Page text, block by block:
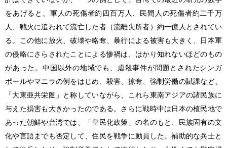
をあげると、軍人の死傷者約四百万人、民間人の死傷者約二千万
人、戦火に追われて流亡した者（流離失所者）約一億人とされてい
る。この他に放火、破壊や略奪、暴行による被害も大きく、日本軍
の侵略にさらされたことによる惨禍は、はかり知れないほどのもの
があった。中国以外の地域でも、虐殺事件が問題とされたシンガ
ポールやマニラの例をはじめ、殺害、掠奪、強制労働の賦課など、
「大東亜共栄圏」と称していながら、これら東南アジアの諸民族に
与えた損害も大きかったのである。さらに戦時中は日本の植民地で
あった朝鮮や台湾では、「皇民化政策」の名のもと、民族固有の文
化や言語までも否定して、住民を戦争に動員した。補助的な兵士と